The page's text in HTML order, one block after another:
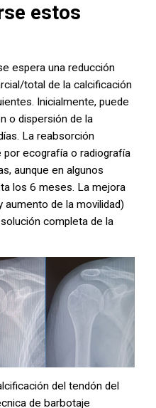
estos
espera una reducción
total de la calcificación
Inicialmente, puede
o dispersión de la
La reabsorción
ecografía o radiografía
aunque en algunos
los 6 meses. La mejora
aumento de la movilidad)
completa de la
del tendón del
de barbotaje